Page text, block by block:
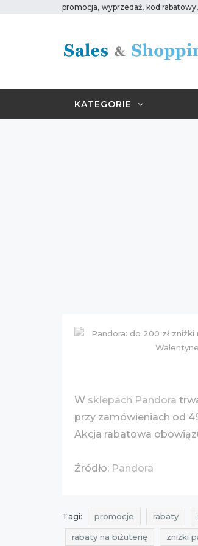
promocja, wyprzedaż, kod rabatowy,
KATEGORIE
W sklepach Pandora
przy zamówieniach od
Akcja rabatowa
Źródło: Pandora
Tagi: promocje rabaty
rabaty na biżuterię zniżki